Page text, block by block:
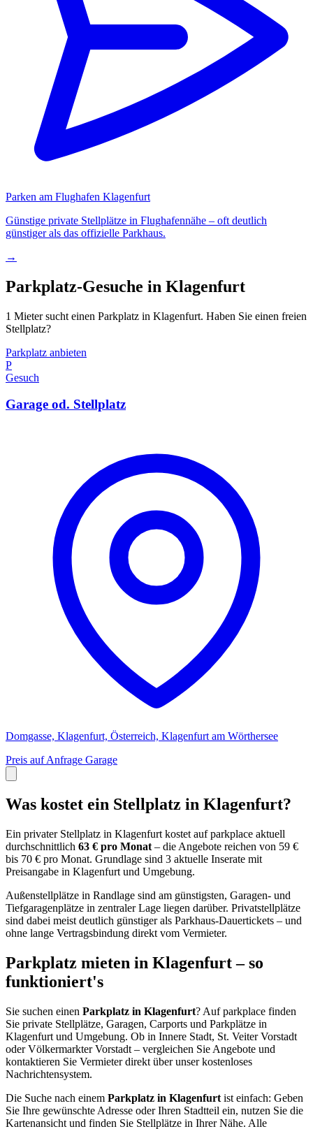
Parken am Flughafen Klagenfurt
Günstige private Stellplätze in Flughafennähe – oft deutlich
günstiger als das offizielle Parkhaus.
→
Parkplatz-Gesuche in Klagenfurt
1 Mieter sucht einen Parkplatz in Klagenfurt. Haben Sie einen freien
Stellplatz?
Parkplatz anbieten
P
Gesuch
Garage od. Stellplatz
Domgasse, Klagenfurt, Österreich, Klagenfurt am Wörthersee
Preis auf Anfrage Garage
Was kostet ein Stellplatz in Klagenfurt?
Ein privater Stellplatz in Klagenfurt kostet auf parkplace aktuell
durchschnittlich 63 € pro Monat – die Angebote reichen von 59 €
bis 70 € pro Monat. Grundlage sind 3 aktuelle Inserate mit
Preisangabe in Klagenfurt und Umgebung.
Außenstellplätze in Randlage sind am günstigsten, Garagen- und
Tiefgaragenplätze in zentraler Lage liegen darüber. Privatstellplätze
sind dabei meist deutlich günstiger als Parkhaus-Dauertickets – und
ohne lange Vertragsbindung direkt vom Vermieter.
Parkplatz mieten in Klagenfurt – so
funktioniert's
Sie suchen einen Parkplatz in Klagenfurt? Auf parkplace finden
Sie private Stellplätze, Garagen, Carports und Parkplätze in
Klagenfurt und Umgebung. Ob in Innere Stadt, St. Veiter Vorstadt
oder Völkermarkter Vorstadt – vergleichen Sie Angebote und
kontaktieren Sie Vermieter direkt über unser kostenloses
Nachrichtensystem.
Die Suche nach einem Parkplatz in Klagenfurt ist einfach: Geben
Sie Ihre gewünschte Adresse oder Ihren Stadtteil ein, nutzen Sie die
Kartenansicht und finden Sie Stellplätze in Ihrer Nähe. Alle